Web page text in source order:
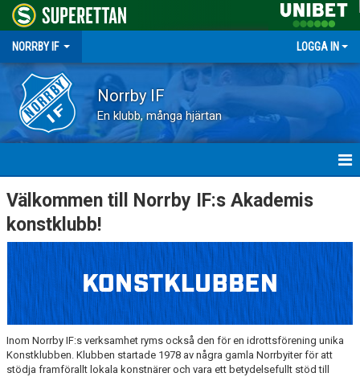
NORRBY IF LOGGA IN
Norrby IF
En klubb, många hjärtan
HEM
NYHETER
FÖRENINGEN
KALENDER
MATCHER
Välkommen till Norrby IF:s Akademis
konstklubb!
Inom Norrby IF:s verksamhet ryms också den för en idrottsförening unika
Konstklubben. Klubben startade 1978 av några gamla Norrbyiter för att
stödja framförallt lokala konstnärer och vara ett betydelsefullt stöd till